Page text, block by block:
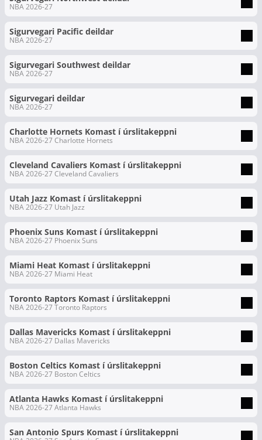
NBA 2026-27
Sigurvegari Pacific deildar
NBA 2026-27
Sigurvegari Southwest deildar
NBA 2026-27
Sigurvegari deildar
NBA 2026-27
Charlotte Hornets Komast í úrslitakeppni
NBA 2026-27 Charlotte Hornets
Cleveland Cavaliers Komast í úrslitakeppni
NBA 2026-27 Cleveland Cavaliers
Utah Jazz Komast í úrslitakeppni
NBA 2026-27 Utah Jazz
Phoenix Suns Komast í úrslitakeppni
NBA 2026-27 Phoenix Suns
Miami Heat Komast í úrslitakeppni
NBA 2026-27 Miami Heat
Toronto Raptors Komast í úrslitakeppni
NBA 2026-27 Toronto Raptors
Dallas Mavericks Komast í úrslitakeppni
NBA 2026-27 Dallas Mavericks
Boston Celtics Komast í úrslitakeppni
NBA 2026-27 Boston Celtics
Atlanta Hawks Komast í úrslitakeppni
NBA 2026-27 Atlanta Hawks
San Antonio Spurs Komast í úrslitakeppni